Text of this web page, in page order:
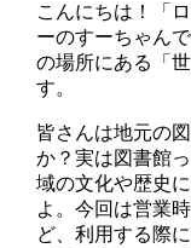
こんにちは！「
ーのすーちゃん
の場所にある「
す。
皆さんは地元の
か？実は図書館
域の文化や歴史
よ。今回は営業
ど、利用する際